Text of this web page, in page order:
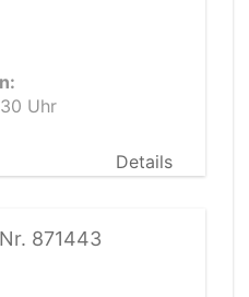
Uhr
Details
871443